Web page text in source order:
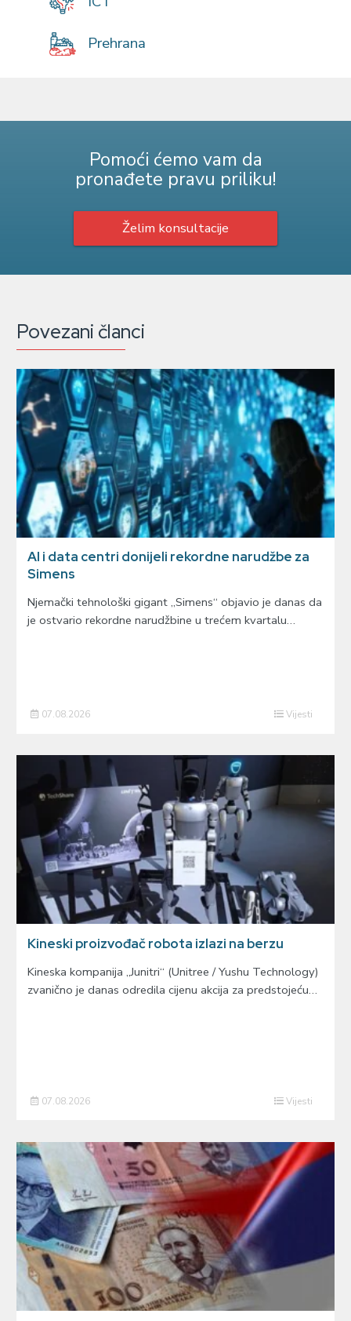
Prehrana
Pomoći ćemo vam da
pronađete pravu priliku!
Želim konsultacije
Povezani članci
AI i data centri donijeli rekordne narudžbe za
Simens
Njemački tehnološki gigant „Simens“ objavio je danas da
je ostvario rekordne narudžbine u trećem kvartalu…
07.08.2026 Vijesti
Kineski proizvođač robota izlazi na berzu
Kineska kompanija „Junitri“ (Unitree / Yushu Technology)
zvanično je danas odredila cijenu akcija za predstojeću…
07.08.2026 Vijesti